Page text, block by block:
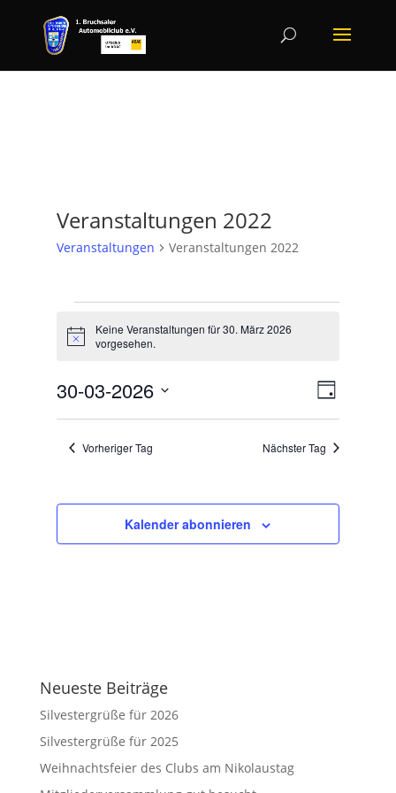
Veranstaltungen 2022
Veranstaltungen Veranstaltungen 2022
Veranstaltungen
for
März
2026
Hinweis
Keine Veranstaltungen für 30. März 2026
vorgesehen.
Tag
30-03-2026
Vorheriger Tag Nächster Tag
Kalender abonnieren
Neueste Beiträge
Silvestergrüße für 2026
Silvestergrüße für 2025
Weihnachtsfeier des Clubs am Nikolaustag